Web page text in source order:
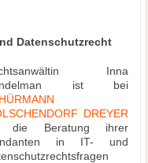
Datenschutzrecht
Inna
ist bei
DREYER
die Beratung ihrer
in IT- und